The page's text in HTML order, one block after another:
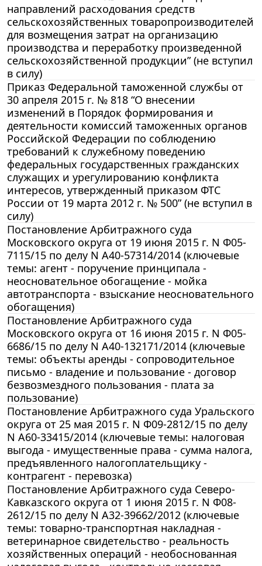
направлений расходования средств
сельскохозяйственных товаропроизводителей
для возмещения затрат на организацию
производства и переработку произведенной
сельскохозяйственной продукции” (не вступил
в силу)
Приказ Федеральной таможенной службы от
30 апреля 2015 г. № 818 “О внесении
изменений в Порядок формирования и
деятельности комиссий таможенных органов
Российской Федерации по соблюдению
требований к служебному поведению
федеральных государственных гражданских
служащих и урегулированию конфликта
интересов, утвержденный приказом ФТС
России от 19 марта 2012 г. № 500” (не вступил в
силу)
Постановление Арбитражного суда
Московского округа от 19 июня 2015 г. N Ф05-
7115/15 по делу N А40-57314/2014 (ключевые
темы: агент - поручение принципала -
неосновательное обогащение - мойка
автотранспорта - взыскание неосновательного
обогащения)
Постановление Арбитражного суда
Московского округа от 16 июня 2015 г. N Ф05-
6686/15 по делу N А40-132171/2014 (ключевые
темы: объекты аренды - сопроводительное
письмо - владение и пользование - договор
безвозмездного пользования - плата за
пользование)
Постановление Арбитражного суда Уральского
округа от 25 мая 2015 г. N Ф09-2812/15 по делу
N А60-33415/2014 (ключевые темы: налоговая
выгода - имущественные права - сумма налога,
предъявленного налогоплательщику -
контрагент - перевозка)
Постановление Арбитражного суда Северо-
Кавказского округа от 1 июня 2015 г. N Ф08-
2612/15 по делу N А32-39662/2012 (ключевые
темы: товарно-транспортная накладная -
ветеринарное свидетельство - реальность
хозяйственных операций - необоснованная